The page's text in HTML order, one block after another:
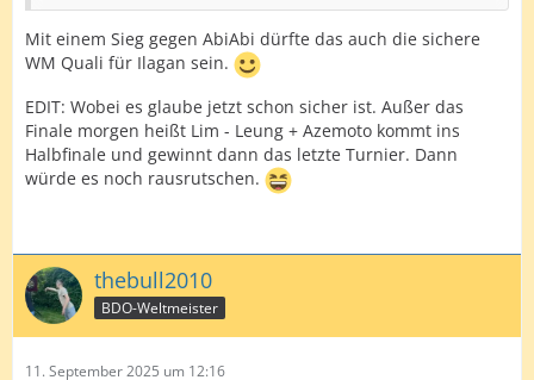
Finale:
Aus gegebenem Anlass eines reinen philippinischem
Halbfinales:
Mit einem Sieg gegen AbiAbi dürfte das auch die sichere
WM Quali für Ilagan sein.
EDIT: Wobei es glaube jetzt schon sicher ist. Außer das
Finale morgen heißt Lim - Leung + Azemoto kommt ins
Halbfinale und gewinnt dann das letzte Turnier. Dann
würde es noch rausrutschen.
thebull2010
BDO-Weltmeister
11. September 2025 um 12:16